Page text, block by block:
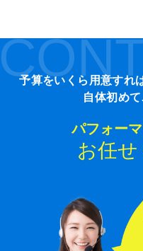
予算をいくら用意すれ
自体初め
パフォー
お任せ